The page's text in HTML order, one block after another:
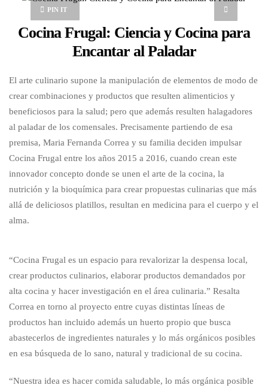
PIN IT
Cocina Frugal: Ciencia y Cocina para
Encantar al Paladar
El arte culinario supone la manipulación de elementos de modo de
crear combinaciones y productos que resulten alimenticios y
beneficiosos para la salud; pero que además resulten halagadores
al paladar de los comensales. Precisamente partiendo de esa
premisa, Maria Fernanda Correa y su familia deciden impulsar
Cocina Frugal entre los años 2015 a 2016, cuando crean este
innovador concepto donde se unen el arte de la cocina, la
nutrición y la bioquímica para crear propuestas culinarias que más
allá de deliciosos platillos, resultan en medicina para el cuerpo y el
alma.
“Cocina Frugal es un espacio para revalorizar la despensa local,
crear productos culinarios, elaborar productos demandados por
alta cocina y hacer investigación en el área culinaria.” Resalta
Correa en torno al proyecto entre cuyas distintas líneas de
productos han incluido además un huerto propio que busca
abastecerlos de ingredientes naturales y lo más orgánicos posibles
en esa búsqueda de lo sano, natural y tradicional de su cocina.
“Nuestra idea es hacer comida saludable, lo más orgánica posible